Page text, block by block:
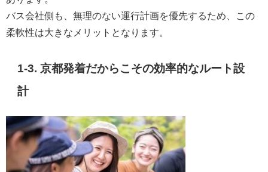
バス会社側も、無理のない運行計画を優先するため、この
柔軟性は大きなメリットとなります。
1-3. 京都発着だからこその効率的なルート設
計